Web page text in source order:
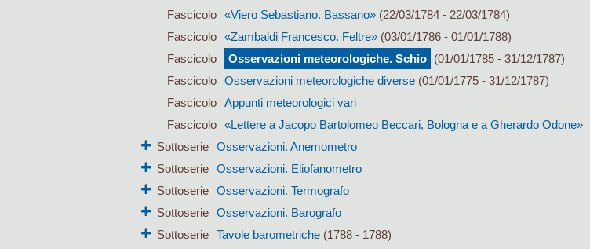
Fascicolo «Viero Sebastiano. Bassano»(22/03/1784 - 22/03/1784)
Fascicolo «Zambaldi Francesco. Feltre»(03/01/1786 - 01/01/1788)
Fascicolo
Osservazioni meteorologiche. Schio (01/01/1785 - 31/12/1787)
Fascicolo Osservazioni meteorologiche diverse(01/01/1775 - 31/12/1787)
Fascicolo Appunti meteorologici vari
Fascicolo «Lettere a Jacopo Bartolomeo Beccari, Bologna e a Gherardo Odone»
Sottoserie
Osservazioni. Anemometro
Sottoserie
Osservazioni. Eliofanometro
Sottoserie
Osservazioni. Termografo
Sottoserie
Osservazioni. Barografo
Sottoserie
Tavole barometriche(1788 - 1788)